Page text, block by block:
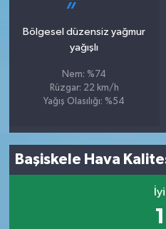
Bölgesel düzensiz yağmur
yağışlı
Nem: %74
Rüzgar: 22 km/h
Yağış Olasılığı: %54
Başiskele Hava
İyi
1